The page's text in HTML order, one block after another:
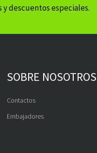
descuentos especiales.
SOBRE NOSOTROS
Contactos
Embajadores